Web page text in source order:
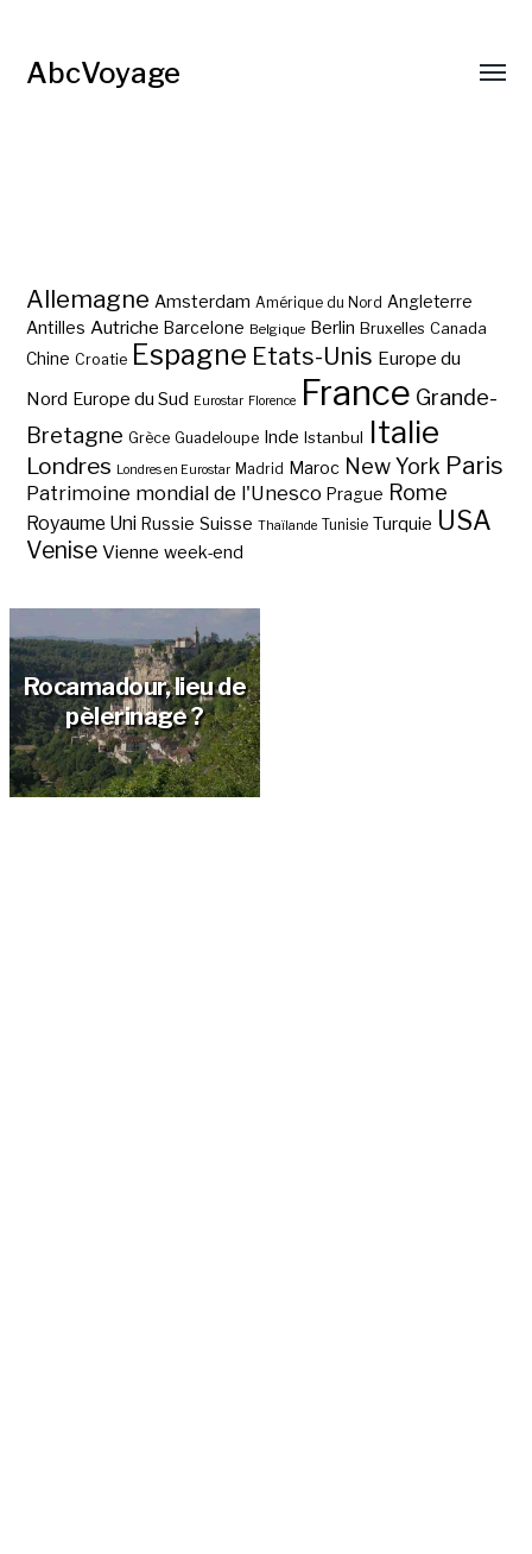
AbcVoyage
Allemagne Amsterdam Amérique du Nord Angleterre
Antilles Autriche Barcelone Belgique Berlin Bruxelles Canada
Chine Croatie Espagne Etats-Unis Europe du
Nord Europe du Sud Eurostar Florence France Grande-
Bretagne Grèce Guadeloupe Inde Istanbul Italie
Londres Londres en Eurostar Madrid Maroc New York Paris
Patrimoine mondial de l'Unesco Prague Rome
Royaume Uni Russie Suisse Thaïlande Tunisie Turquie USA
Venise Vienne week-end
Rocamadour, lieu de
pèlerinage ?